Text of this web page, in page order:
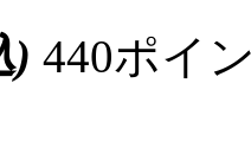
) 440ポイ